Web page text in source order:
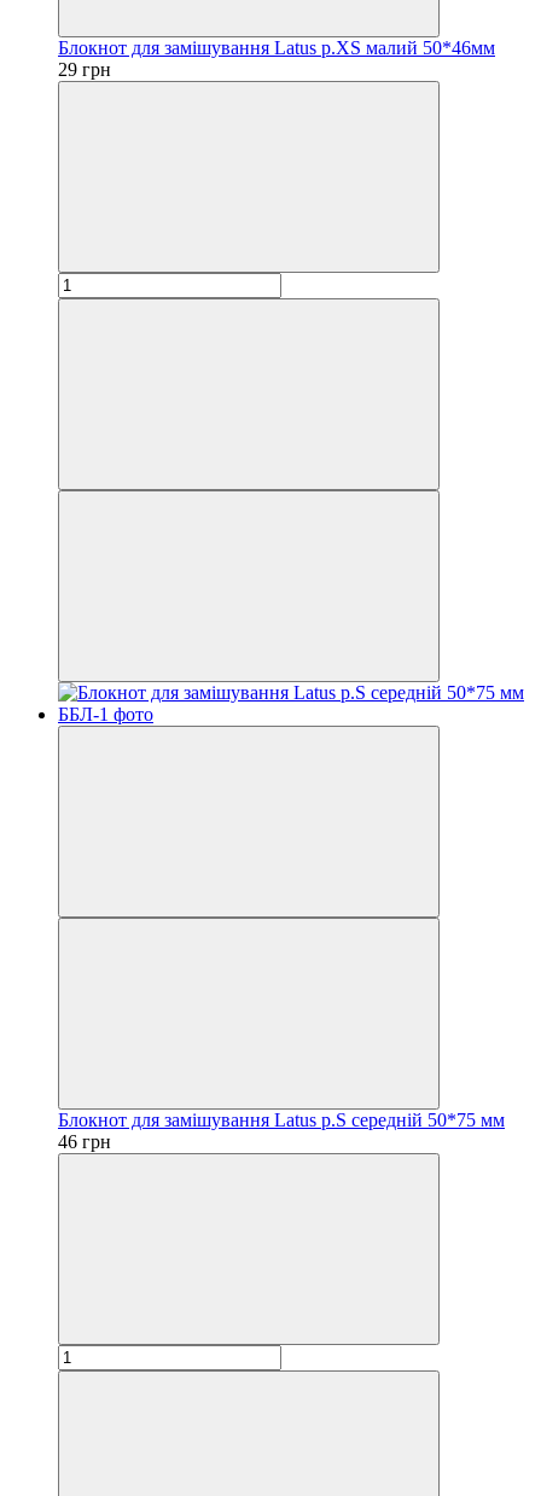
Блокнот для замішування Latus р.XS малий 50*46мм
29 грн
Блокнот для замішування Latus р.S середній 50*75 мм
46 грн